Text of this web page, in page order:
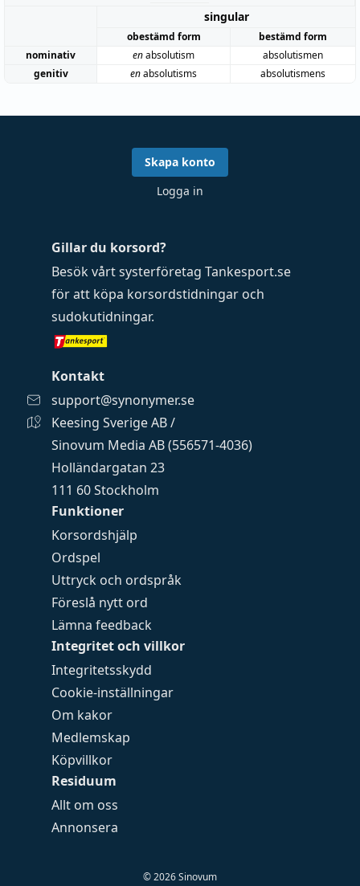
singular
obestämd form
bestämd form
nominativ
enabsolutism
absolutismen
genitiv
enabsolutisms absolutismens
Funktioner
Korsordshjälp
Ordspel
Uttryck och ordspråk
Föreslå nytt ord
Lämna feedback
Integritet och villkor
Integritetsskydd
Cookie-inställningar
Om kakor
Medlemskap
Köpvillkor
Residuum
Allt om oss
Annonsera
Gillar du korsord?
Besök vårt systerföretag Tankesport.se
för att köpa korsordstidningar och
sudokutidningar.
Kontakt
support@synonymer.se
Keesing Sverige AB /
Sinovum Media AB (556571-4036)
Holländargatan 23
111 60 Stockholm
Skapa konto
Logga in
©2026Sinovum